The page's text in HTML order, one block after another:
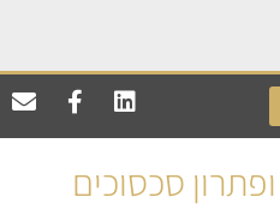
ופתרון סכסוכים